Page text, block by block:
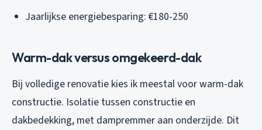
Jaarlijkse energiebesparing: €180-250
Warm-dak versus omgekeerd-dak
Bij volledige renovatie kies ik meestal voor warm-dak
constructie. Isolatie tussen constructie en
dakbedekking, met dampremmer aan onderzijde. Dit